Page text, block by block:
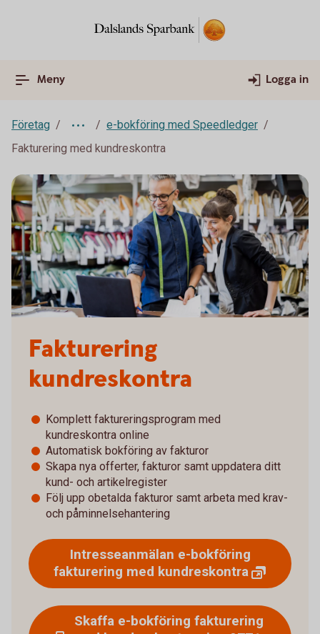
Meny Logga in
Företag
e-bokföring med Speedledger
Fakturering med kundreskontra
Fakturering
kundreskontra
Komplett faktureringsprogram med
kundreskontra online
Automatisk bokföring av fakturor
Skapa nya offerter, fakturor samt uppdatera ditt
kund- och artikelregister
Följ upp obetalda fakturor samt arbeta med krav-
och påminnelsehantering
Intresseanmälan e-bokföring
fakturering med kundreskontra
Skaffa e-bokföring fakturering